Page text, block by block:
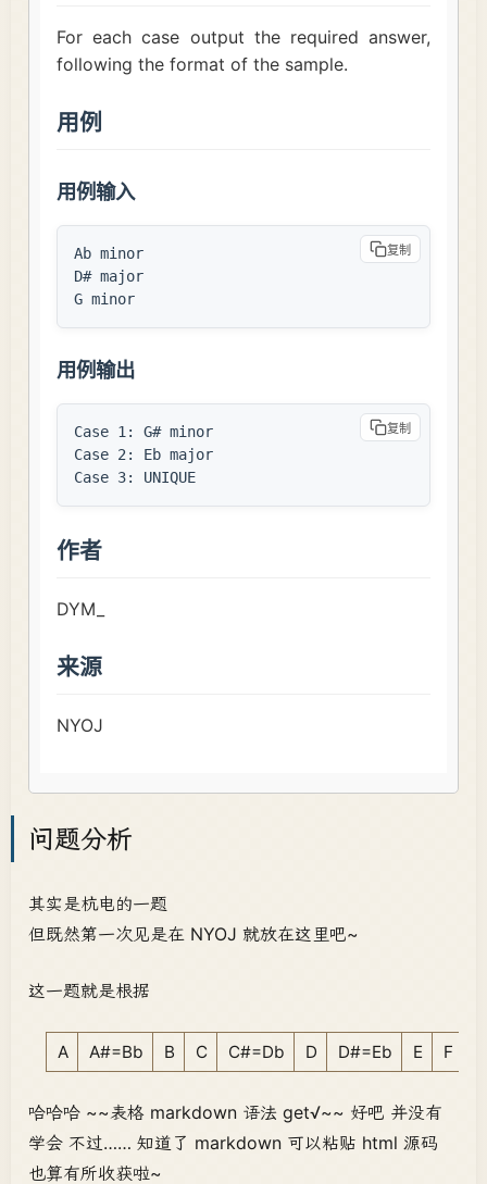
问题分析
其实是杭电的一题
但既然第一次见是在 NYOJ 就放在这里吧~
这一题就是根据
A A#=Bb B C C#=Db D D#=Eb E F
哈哈哈 ~~表格 markdown 语法 get√~~ 好吧 并没有
学会 不过…… 知道了 markdown 可以粘贴 html 源码
也算有所收获啦~